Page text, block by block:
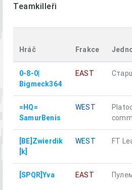
Teamkilleři
Hráč Frakce
0-8-0|
Bigmeck364
EAST
=HQ=
SamurBenis
WEST
[BE]Zwierdik
[k]
WEST FT
[SPQR]Yva EAST